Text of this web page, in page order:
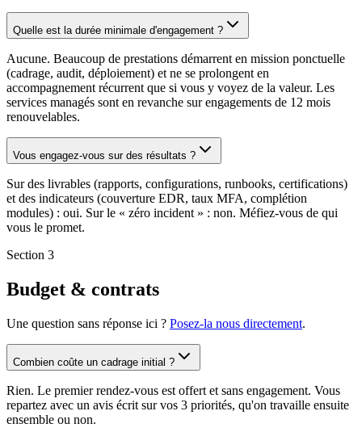
Quelle est la durée minimale d'engagement ?
Aucune. Beaucoup de prestations démarrent en mission ponctuelle
(cadrage, audit, déploiement) et ne se prolongent en
accompagnement récurrent que si vous y voyez de la valeur. Les
services managés sont en revanche sur engagements de 12 mois
renouvelables.
Vous engagez-vous sur des résultats ?
Sur des livrables (rapports, configurations, runbooks, certifications)
et des indicateurs (couverture EDR, taux MFA, complétion
modules) : oui. Sur le « zéro incident » : non. Méfiez-vous de qui
vous le promet.
Section 3
Budget & contrats
Une question sans réponse ici ? Posez-la nous directement.
Combien coûte un cadrage initial ?
Rien. Le premier rendez-vous est offert et sans engagement. Vous
repartez avec un avis écrit sur vos 3 priorités, qu'on travaille ensuite
ensemble ou non.